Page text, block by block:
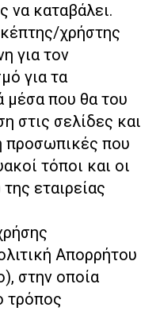
να καταβάλει.
χρήστης
για τον
για τα
μέσα που θα του
στις σελίδες και
προσωπικές που
τόποι και οι
εταιρείας
Απορρήτου
), στην οποία
τρόπος